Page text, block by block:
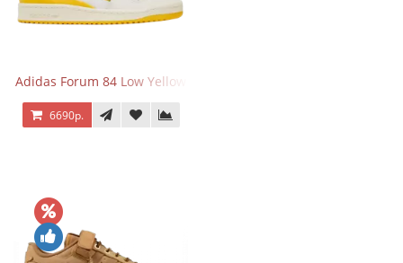
Adidas Forum 84 Low Yellow
6690р.